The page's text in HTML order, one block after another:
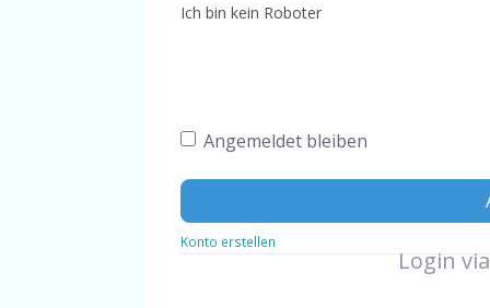
Ich bin kein Roboter
Angemeldet bleiben
Konto erstellen
Login